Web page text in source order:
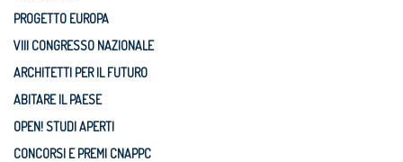
PROGETTO EUROPA
VIII CONGRESSO NAZIONALE
ARCHITETTI PER IL FUTURO
ABITARE IL PAESE
OPEN! STUDI APERTI
CONCORSI E PREMI CNAPPC